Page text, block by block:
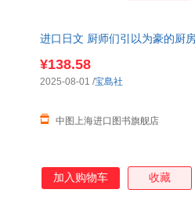
进口日文 厨师们引以为豪的厨
¥138.58
中图上海进口图书旗舰店
2025-08-01 /宝島社
加入购物车 收藏